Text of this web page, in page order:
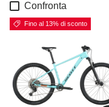
Confronta
Fino al 13% di sconto